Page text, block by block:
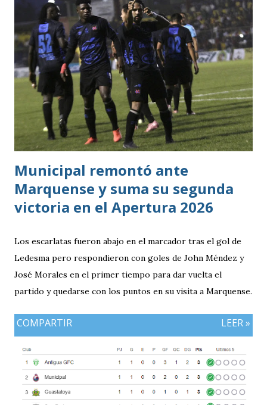
dependió de otros resultados? Porque el equipo solo
consiguió imponer condiciones frente al rival más débil del
grupo. En los dos partidos que definían la clasificación fue
superado en posesión, producción ofensiva y generación de
ocasiones de gol. La goleada frente a México terminó
siendo la consecuencia más visible de una diferencia que ya
se había manifestado ante Costa Rica y que obligó a la
Bicolor a llegar a la última jornada pendiente de otros
resultados, particularmente del de Honduras vs. Panamá.
Municipal remontó ante
Marquense y suma su segunda
victoria en el Apertura 2026
Los escarlatas fueron abajo en el marcador tras el gol de
Ledesma pero respondieron con goles de John Méndez y
José Morales en el primer tiempo para dar vuelta el
partido y quedarse con los puntos en su visita a Marquense.
COMPARTIR LEER »